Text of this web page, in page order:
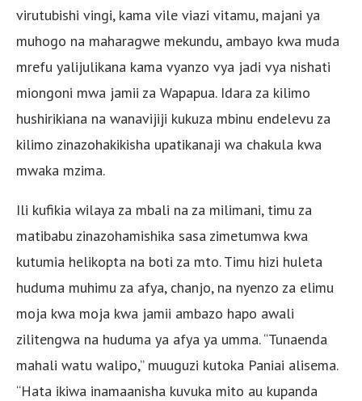
virutubishi vingi, kama vile viazi vitamu, majani ya
muhogo na maharagwe mekundu, ambayo kwa muda
mrefu yalijulikana kama vyanzo vya jadi vya nishati
miongoni mwa jamii za Wapapua. Idara za kilimo
hushirikiana na wanavijiji kukuza mbinu endelevu za
kilimo zinazohakikisha upatikanaji wa chakula kwa
mwaka mzima.
Ili kufikia wilaya za mbali na za milimani, timu za
matibabu zinazohamishika sasa zimetumwa kwa
kutumia helikopta na boti za mto. Timu hizi huleta
huduma muhimu za afya, chanjo, na nyenzo za elimu
moja kwa moja kwa jamii ambazo hapo awali
zilitengwa na huduma ya afya ya umma. “Tunaenda
mahali watu walipo,” muuguzi kutoka Paniai alisema.
“Hata ikiwa inamaanisha kuvuka mito au kupanda